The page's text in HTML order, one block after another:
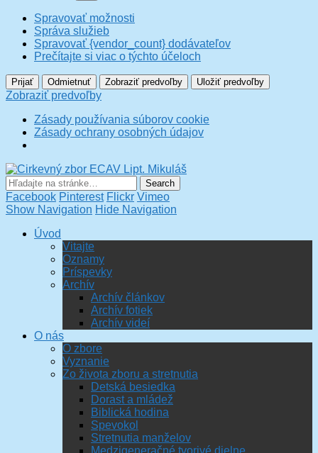
Spravovať možnosti
Správa služieb
Spravovať {vendor_count} dodávateľov
Prečítajte si viac o týchto účeloch
Prijať Odmietnuť Zobraziť predvoľby Uložiť predvoľby
Zobraziť predvoľby
Zásady používania súborov cookie
Zásady ochrany osobných údajov
Facebook Pinterest Flickr Vimeo
Show Navigation Hide Navigation
Úvod
Vitajte
Oznamy
Príspevky
Archív
Archív článkov
Archív fotiek
Archív videí
O nás
O zbore
Vyznanie
Zo života zboru a stretnutia
Detská besiedka
Dorast a mládež
Biblická hodina
Spevokol
Stretnutia manželov